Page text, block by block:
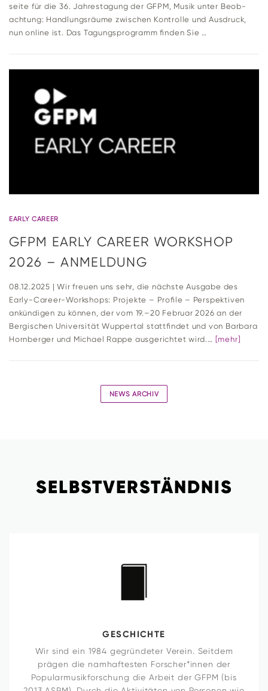
seite für die 36. Jah­res­ta­gung der GFPM, Musik unter Beob­
ach­tung: Hand­lungs­räume zwi­schen Kon­trolle und Aus­druck,
nun online ist. Das Tagungs­pro­gramm finden Sie …
EARLY CAREER
GFPM EARLY CAREER WORK­SHOP
2026 – ANMELDUNG
08.12.2025 | Wir freuen uns sehr, die nächste Aus­gabe des
Early-Career-Work­shops: Pro­jekte – Pro­file – Per­spek­tiven
ankün­digen zu können, der vom 19.–20 Februar 2026 an der
Ber­gi­schen Uni­ver­sität Wup­pertal statt­findet und von Bar­bara
Horn­berger und Michael Rappe aus­ge­richtet wird.… [mehr]
NEWS ARCHIV
SELBST­VERSTÄNDNIS
GESCHICHTE
Wir sind ein 1984 gegründeter Verein. Seitdem
prägen die nam­haf­testen Forscher*innen der
Popular­musik­forschung die Arbeit der GFPM (bis